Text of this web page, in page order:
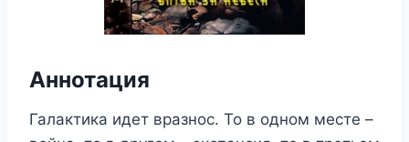
Аннотация
Галактика идет вразнос. То в одном месте –